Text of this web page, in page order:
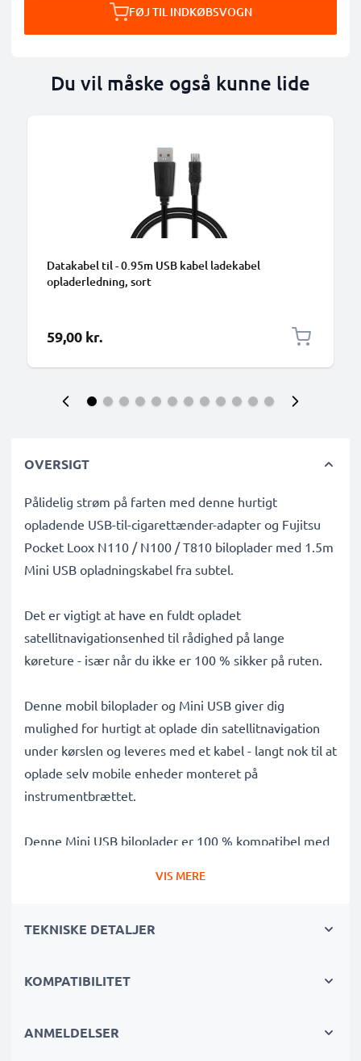
FØJ TIL INDKØBSVOGN
Du vil måske også kunne lide
Datakabel til - 0.95m USB kabel ladekabel
opladerledning, sort
59,00 kr.
OVERSIGT
Pålidelig strøm på farten med denne hurtigt
opladende USB-til-cigarettænder-adapter og Fujitsu
Pocket Loox N110 / N100 / T810 biloplader med 1.5m
Mini USB opladningskabel fra subtel.
Det er vigtigt at have en fuldt opladet
satellitnavigationsenhed til rådighed på lange
køreture - især når du ikke er 100 % sikker på ruten.
Denne mobil biloplader og Mini USB giver dig
mulighed for hurtigt at oplade din satellitnavigation
under kørslen og leveres med et kabel - langt nok til at
oplade selv mobile enheder monteret på
instrumentbrættet.
Denne Mini USB biloplader er 100 % kompatibel med
✔ Høj opladningshastighed og automatisk
✔ Kvalitetsudførelse med et fleksibelt, brudsikkert
VIS MERE
TEKNISKE DETALJER
KOMPATIBILITET
ANMELDELSER